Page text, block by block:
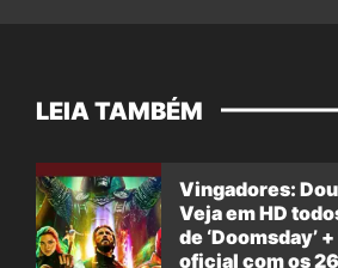
LEIA TAMBÉM
Vingadores:
Veja em HD
de ‘Doomsday’
oficial com os